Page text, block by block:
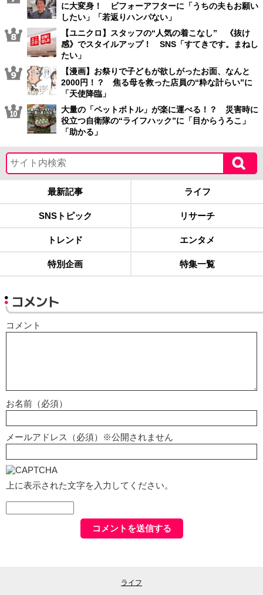
に大変身！ ビフォーアフターに「うちの夫もお願い
したい」「若返りハンパない」
【ユニクロ】スタッフの“人気の着こなし” 《抜け
感》でスタイルアップ！ SNS「すてきです。まねし
たい」
【漫画】お祭りで子どもが欲しがったお面、なんと
2000円！？ 焦る母を救った店員の“粋な計らい”に
「天使降臨」
大量の「ペットボトル」が楽に運べる！？ 災害時に
役立つ自衛隊の“ライフハック”に「目からうろこ」
「助かる」
最新記事 ライフ
SNSトピック リサーチ
トレンド エンタメ
特別企画 特集一覧
コメント
コメント
お名前（必須）
メールアドレス（必須）※公開されません
上に表示された文字を入力してください。
ライフ